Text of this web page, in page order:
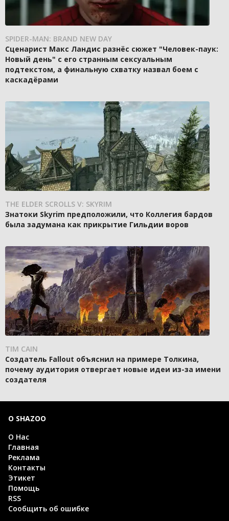
SPIDER-MAN: BRAND NEW DAY
Сценарист Макс Ландис разнёс сюжет "Человек-паук:
Новый день" с его странным сексуальным
подтекстом, а финальную схватку назвал боем с
каскадёрами
THE ELDER SCROLLS V: SKYRIM
Знатоки Skyrim предположили, что Коллегия бардов
была задумана как прикрытие Гильдии воров
TIM CAIN
Создатель Fallout объяснил на примере Толкина,
почему аудитория отвергает новые идеи из-за имени
создателя
О SHAZOO
О Нас
Главная
Реклама
Контакты
Этикет
Помощь
RSS
Сообщить об ошибке